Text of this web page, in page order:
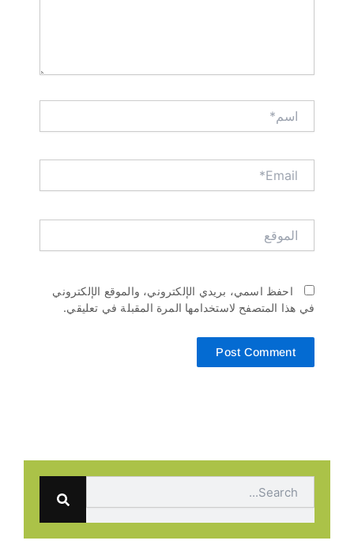
احفظ اسمي، بريدي الإلكتروني، والموقع الإلكتروني
هذا المتصفح لاستخدامها المرة المقبلة في تعليقي.